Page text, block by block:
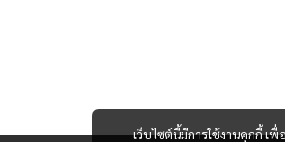
เว็บไซต์นี้มีการใช้งานคุกกี้ เ